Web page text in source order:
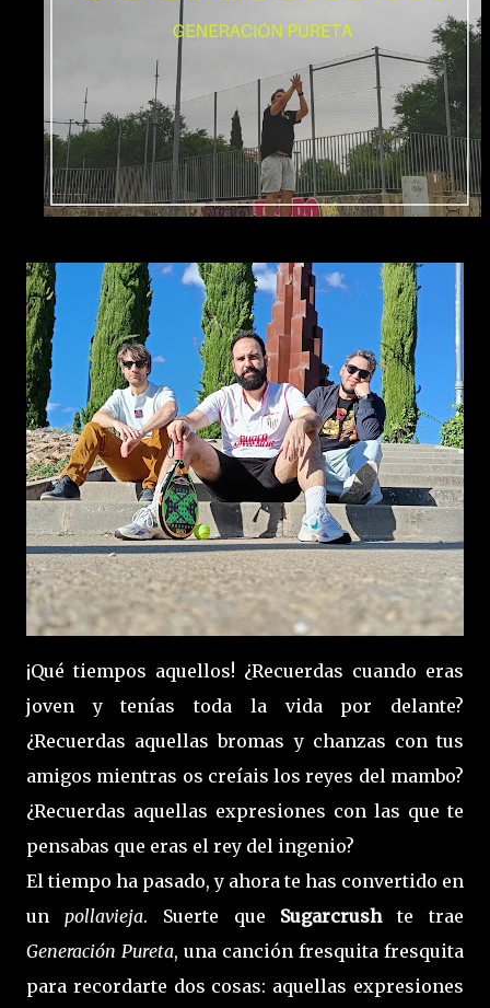
¡Qué tiempos aquellos! ¿Recuerdas cuando eras
joven y tenías toda la vida por delante?
¿Recuerdas aquellas bromas y chanzas con tus
amigos mientras os creíais los reyes del mambo?
¿Recuerdas aquellas expresiones con las que te
pensabas que eras el rey del ingenio?
El tiempo ha pasado, y ahora te has convertido en
un pollavieja. Suerte que Sugarcrushte trae
Generación Pureta, una canción fresquita fresquita
para recordarte dos cosas: aquellas expresiones